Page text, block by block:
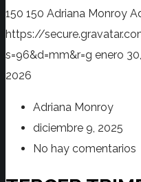
150 150 Adriana Monroy
https://
s=96&d=mm&r=g enero
2026
Adriana Monroy
diciembre 9, 2025
No hay comentarios